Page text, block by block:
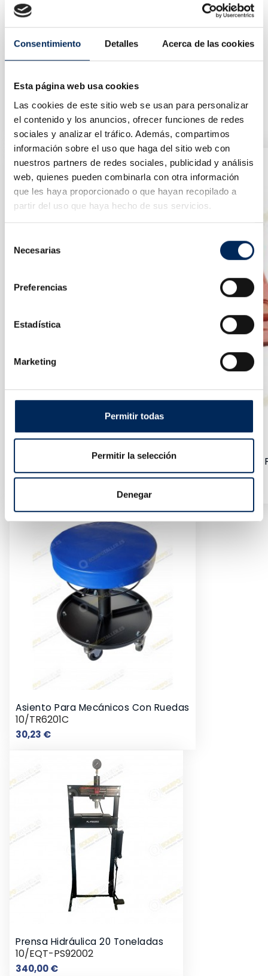
Consentimiento Detalles Acerca de las cookies
Esta página web usa cookies
Las cookies de este sitio web se usan para personalizar
el contenido y los anuncios, ofrecer funciones de redes
sociales y analizar el tráfico. Además, compartimos
información sobre el uso que haga del sitio web con
nuestros partners de redes sociales, publicidad y análisis
web, quienes pueden combinarla con otra información
que les haya proporcionado o que hayan recopilado a
partir del uso que haya hecho de sus servicios.
Necesarias
Preferencias
Estadística
Marketing
Permitir todas
Permitir la selección
Denegar
Llaves Fijas Acodada
10/TBRS0785
17,33 € Precio
Kit Maletín Herramienta Comprobador De Motor Por
10/TRHS-A0030
Asiento Para Mecánicos Con Ruedas
10/TR6201C
30,23 €Precio
Prensa Hidráulica 20 Toneladas
10/EQT-PS92002
340,00 €Precio